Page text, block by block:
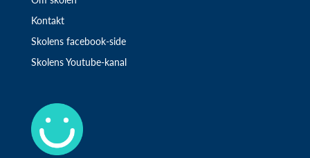
Kontakt
Skolens facebook-side
Skolens Youtube-kanal